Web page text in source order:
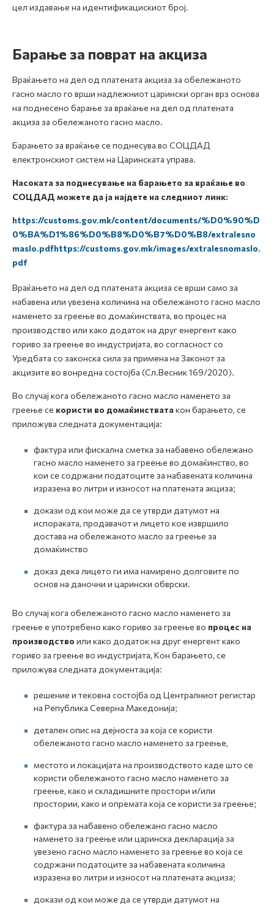
цел издавање на идентификацискиот број.
Барање за поврат на акциза
Враќањето на дел од платената акциза за обележаното
гасно масло го врши надлежниот царински орган врз основа
на поднесено барање за враќање на дел од платената
акциза за обележаното гасно масло.
Барањето за враќање се поднесува во СОЦДАД
електронскиот систем на Царинската управа.
Насоката за поднесување на барањето за враќање во
СОЦДАД можете да ја најдете на следниот линк:
https://customs.gov.mk/content/documents/%D0%90%D
0%BA%D1%86%D0%B8%D0%B7%D0%B8/extralesno
maslo.pdfhttps://customs.gov.mk/images/extralesnomaslo.
pdf
Враќањето на дел од платената акциза се врши само за
набавена или увезена количина на обележаното гасно масло
наменето за греење во домаќинствата, во процес на
производство или како додаток на друг енергент како
гориво за греење во индустријата, во согласност со
Уредбата со законска сила за примена на Законот за
акцизите во вонредна состојба (Сл.Весник 169/2020).
Во случај кога обележаното гасно масло наменето за
греење се користи во домаќинстватакон барањето, се
приложува следната документација:
фактура или фискална сметка за набавено обележано
гасно масло наменето за греење во домаќинство, во
кои се содржани податоците за набавената количина
изразена во литри и износот на платената акциза;
докази од кои може да се утврди датумот на
испораката, продавачот и лицето кое извршило
достава на обележаното масло за греење за
домаќинство
доказ дека лицето ги има намирено долговите по
основ на даночни и царински обврски.
Во случај кога обележаното гасно масло наменето за
греење е употребено како гориво за греење во процес на
производство или како додаток на друг енергент како
гориво за греење во индустријата, Кон барањето, се
приложува следната документација:
решение и тековна состојба од Централниот регистар
на Република Северна Македонија;
детален опис на дејноста за која се користи
обележаното гасно масло наменето за греење,
местото и локацијата на производството каде што се
користи обележаното гасно масло наменето за
греење, како и складишните простори и/или
простории, како и опремата која се користи за греење;
фактура за набавено обележано гасно масло
наменето за греење или царинска декларација за
увезено гасно масло наменето за греење во која се
содржани податоците за набавената количина
изразена во литри и износот на платената акциза;
докази од кои може да се утврди датумот на